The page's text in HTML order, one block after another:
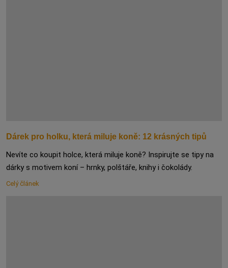
Dárek pro holku, která miluje koně: 12 krásných tipů
Nevíte co koupit holce, která miluje koně? Inspirujte se tipy na
dárky s motivem koní – hrnky, polštáře, knihy i čokolády.
Celý článek